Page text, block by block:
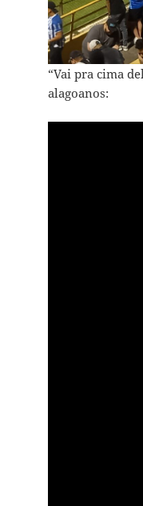
“Vai pra cima
alagoanos: